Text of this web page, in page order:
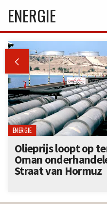
ENERGIE

ENERGIE
Olieprijs loopt op
Oman
Straat van Hormuz